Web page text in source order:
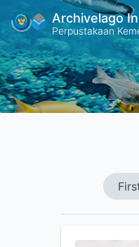
Archivelago
Perpustakaan